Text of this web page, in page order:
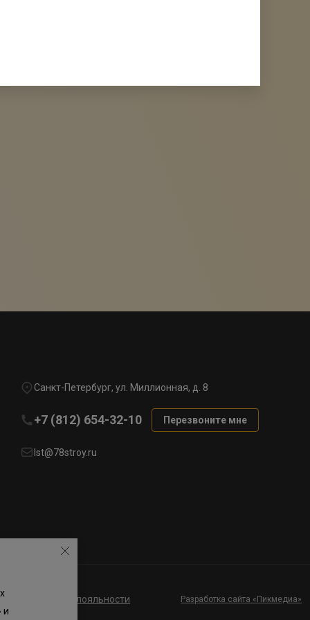
Санкт-Петербург, ул. Миллионная, д. 8
+7 (812) 654-32-10 Перезвоните мне
lst@78stroy.ru
к программе лояльности Разработка сайта «Пикмедиа»
и